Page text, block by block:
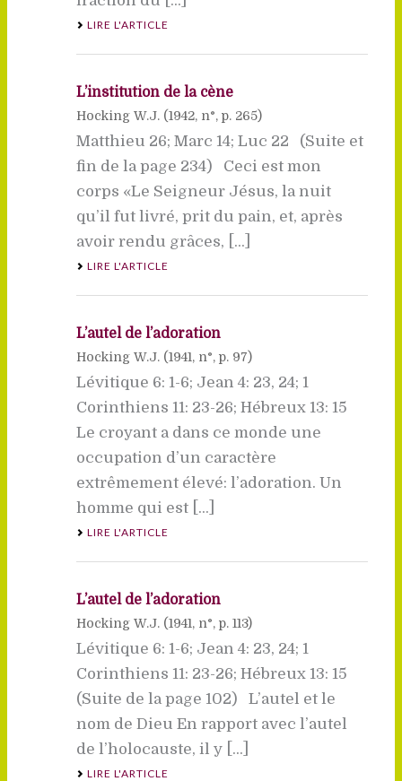
LIRE L'ARTICLE
L’institution de la cène
Hocking W.J. (1942, n°, p. 265)
Matthieu 26; Marc 14; Luc 22 (Suite et
fin de la page 234) Ceci est mon
corps «Le Seigneur Jésus, la nuit
qu’il fut livré, prit du pain, et, après
avoir rendu grâces, [...]
LIRE L'ARTICLE
L’autel de l’adoration
Hocking W.J. (1941, n°, p. 97)
Lévitique 6: 1-6; Jean 4: 23, 24; 1
Corinthiens 11: 23-26; Hébreux 13: 15
Le croyant a dans ce monde une
occupation d’un caractère
extrêmement élevé: l’adoration. Un
homme qui est [...]
LIRE L'ARTICLE
L’autel de l’adoration
Hocking W.J. (1941, n°, p. 113)
Lévitique 6: 1-6; Jean 4: 23, 24; 1
Corinthiens 11: 23-26; Hébreux 13: 15
(Suite de la page 102) L’autel et le
nom de Dieu En rapport avec l’autel
de l’holocauste, il y [...]
LIRE L'ARTICLE